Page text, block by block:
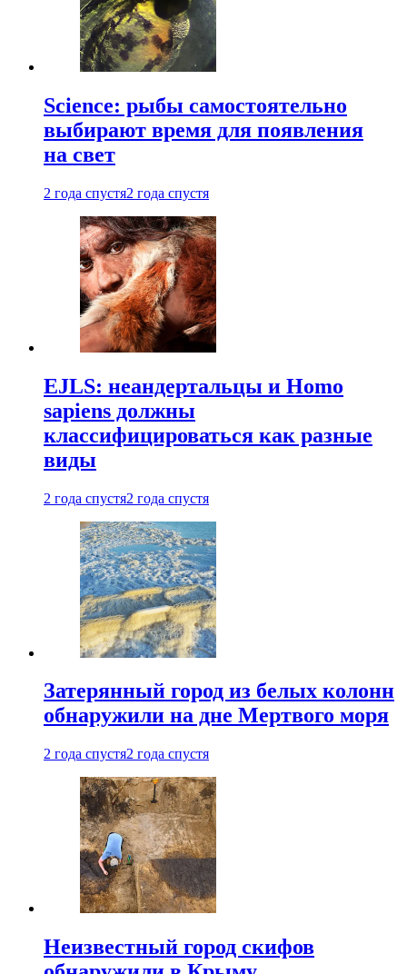
Science: рыбы самостоятельно
выбирают время для появления
на свет
2 года спустя2 года спустя
EJLS: неандертальцы и Homo
sapiens должны
классифицироваться как разные
виды
2 года спустя2 года спустя
Затерянный город из белых колонн
обнаружили на дне Мертвого моря
2 года спустя2 года спустя
Неизвестный город скифов